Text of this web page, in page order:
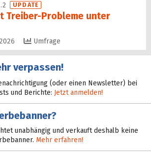
UPDATE
Treiber-Probleme unter
Umfrage
verpassen!
(oder einen Newsletter) bei
und Berichte: Jetzt anmelden!
unabhängig und verkauft deshalb keine
Mehr erfahren!